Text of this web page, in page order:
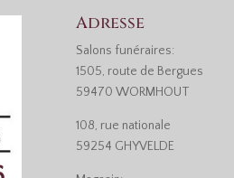
Adresse
Salons funéraires:
1505, route de Bergues
59470 WORMHOUT
108, rue nationale
59254 GHYVELDE